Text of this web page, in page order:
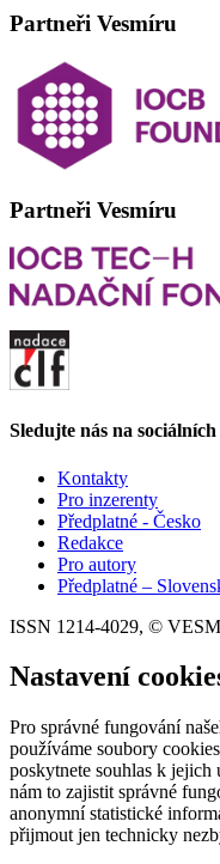
Partneři Vesmíru
Partneři Vesmíru
Sledujte nás na
Kontakty
Pro inzerenty
Předplatné - Česko
Redakce
Pro autory
Předplatné –
ISSN 1214-4029, ©
Nastavení
Pro správné fungování
používáme soubory
poskytnete souhlas k
nám to zajistit správné
anonymní statistické
přijmout jen technicky